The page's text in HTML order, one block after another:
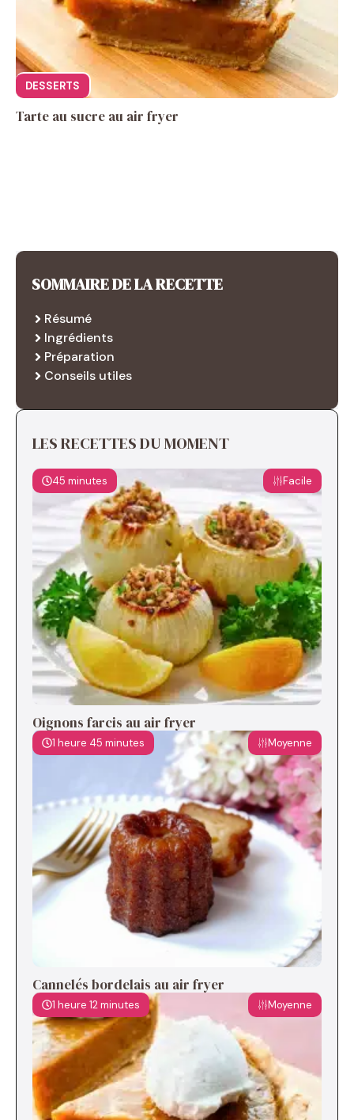
DESSERTS
Tarte au sucre au air fryer
SOMMAIRE DE LA RECETTE
Résumé
Ingrédients
Préparation
Conseils utiles
LES RECETTES DU MOMENT
45 minutes Facile
Oignons farcis au air fryer
1 heure 45 minutes Moyenne
Cannelés bordelais au air fryer
1 heure 12 minutes Moyenne